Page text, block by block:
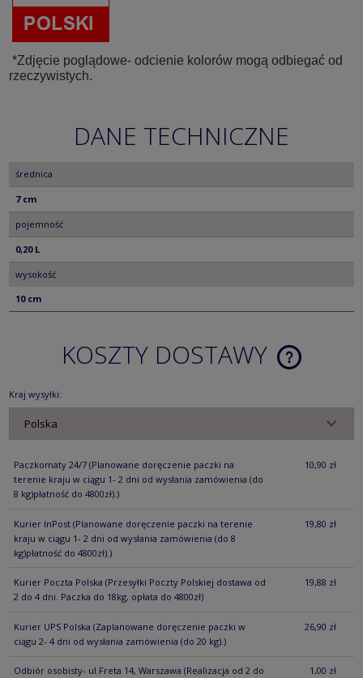
*Zdjęcie poglądowe- odcienie kolorów mogą odbiegać od
rzeczywistych.
DANE TECHNICZNE
średnica
7 cm
pojemność
0,20 L
wysokość
10 cm
KOSZTY DOSTAWY
CENA NIE
Kraj wysyłki:
Paczkomaty 24/7 (Planowane doręczenie paczki na
terenie kraju w ciągu 1- 2 dni od wysłania zamówienia (do
8 kg)płatność do 4800zł).)
10,90 zł
Kurier InPost (Planowane doręczenie paczki na terenie
kraju w ciągu 1- 2 dni od wysłania zamówienia (do 8
kg)płatność do 4800zł).)
19,80 zł
Kurier Poczta Polska (Przesyłki Poczty Polskiej dostawa od
2 do 4 dni. Paczka do 18kg, opłata do 4800zł)
19,88 zł
Kurier UPS Polska (Zaplanowane doręczenie paczki w
ciągu 2- 4 dni od wysłania zamówienia (do 20 kg).)
26,90 zł
Odbiór osobisty- ul.Freta 14, Warszawa (Realizacja od 2 do
1,00 zł